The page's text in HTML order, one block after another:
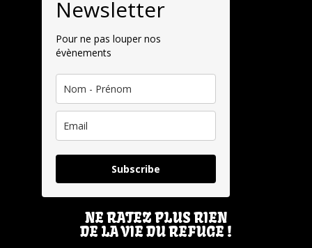
Newsletter
Pour ne pas louper nos
évènements
Subscribe
NE RATEZ PLUS RIEN
DE LA VIE DU REFUGE !